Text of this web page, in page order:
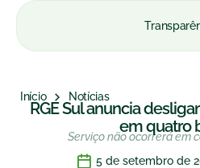
Início Notícias
RGE Sul anuncia
em quatro
Serviço não ocorrerá em
5 de setembro de